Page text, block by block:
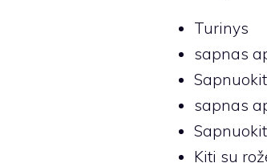
Turinys
sapnas
sapnas
Kiti su